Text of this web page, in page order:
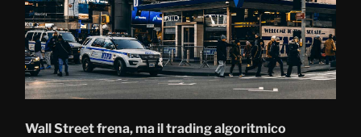
Wall Street frena, ma il trading algoritmico